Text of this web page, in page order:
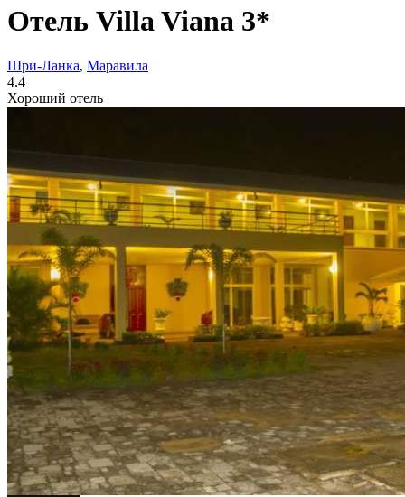
Отель Villa Viana 3*
Шри-Ланка, Маравила
4.4
Хороший отель